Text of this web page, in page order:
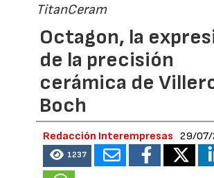
TitanCeram
Octagon, la
de la precisión
cerámica de
Boch
Redacción Interempresas 29/07/
1237